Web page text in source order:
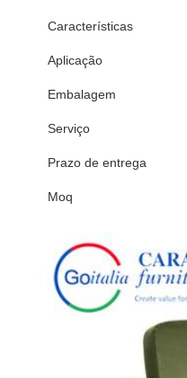
Características
Aplicação
Embalagem
Serviço
Prazo de entrega
Moq